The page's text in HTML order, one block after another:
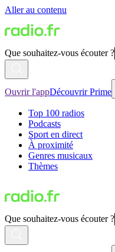
Aller au contenu
Que souhaitez-vous écouter ?
Ouvrir l'appDécouvrir Prime
Top 100 radios
Podcasts
Sport en direct
À proximité
Genres musicaux
Thèmes
Que souhaitez-vous écouter ?